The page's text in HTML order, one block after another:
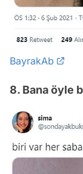
BayrakAb
8. Bana öyle